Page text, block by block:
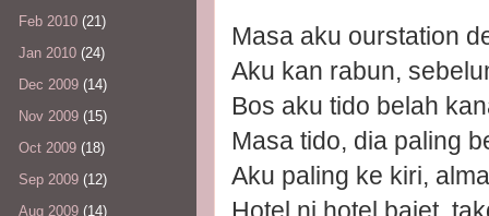
Masa aku ourstation
Aku kan rabun,
Bos aku tido belah
Masa tido, dia paling
Aku paling ke kiri,
Feb 2010 (21)
Jan 2010 (24)
Dec 2009 (14)
Nov 2009 (15)
Oct 2009 (18)
Sep 2009 (12)
Aug 2009 (14)